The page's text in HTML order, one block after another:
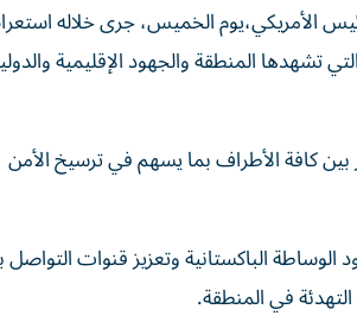
الأمريكي،يوم الخميس، جرى خلاله
المنطقة والجهود الإقليمية
كافة الأطراف بما يسهم في ترسيخ الأمن
الباكستانية وتعزيز قنوات التواصل
في المنطقة.